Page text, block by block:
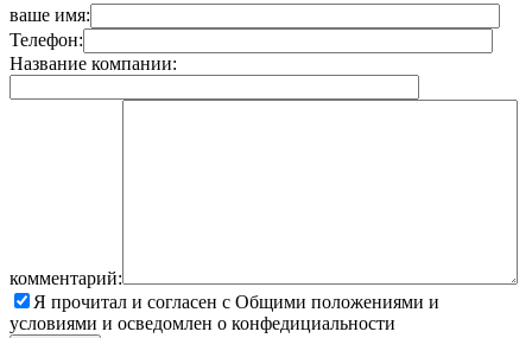
ваше имя:
Телефон:
Название компании:
комментарий:
Я прочитал и согласен с Общими положениями и
условиями и осведомлен о конфедициальности